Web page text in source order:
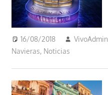
16/08/2018 VivoAdmin
Navieras, Noticias